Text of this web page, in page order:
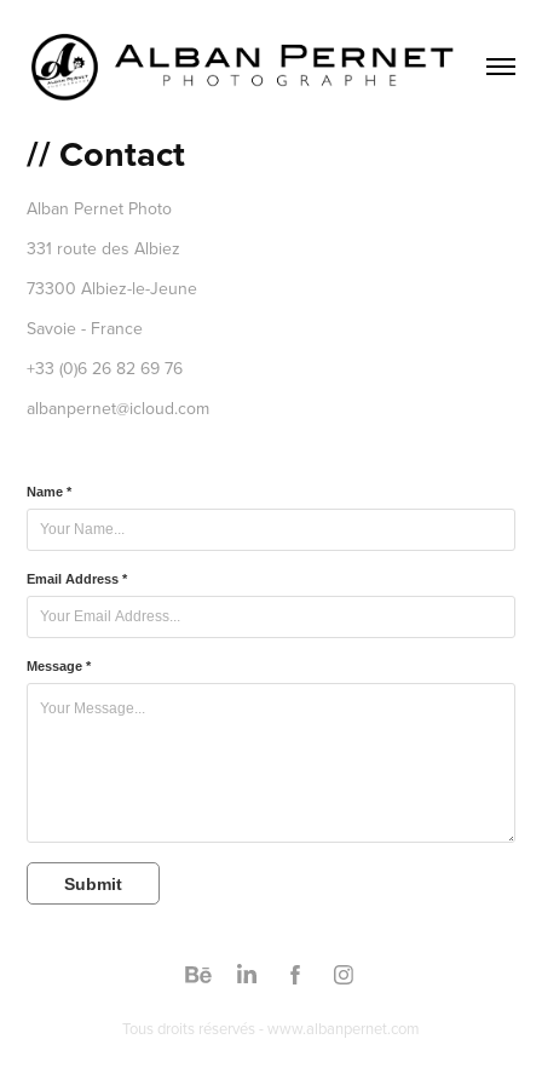
// Contact
Alban Pernet Photo
331 route des Albiez
73300 Albiez-le-Jeune
Savoie - France
+33 (0)6 26 82 69 76
albanpernet@icloud.com
Name *
Email Address *
Message *
Submit
Tous droits réservés - www.albanpernet.com